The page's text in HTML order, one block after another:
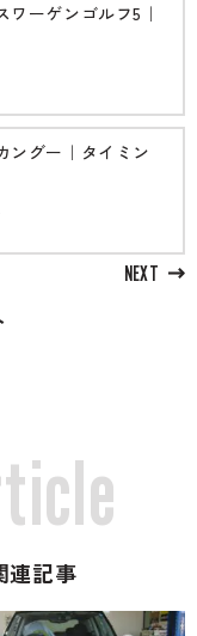
ワーゲンゴルフ5｜
NEXT
ングー｜タイミン
ticle
連記事